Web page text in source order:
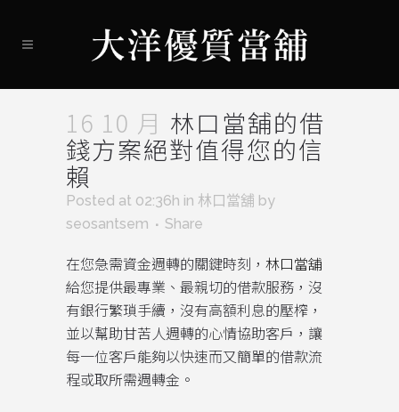
16 10 月 林口當舖的借
錢方案絕對值得您的信
賴
Posted at 02:36h in 林口當舖 by
seosantsem
Share
在您急需資金週轉的關鍵時刻， 林口當舖
給您提供最專業、最親切的借款服務，沒
有銀行繁瑣手續，沒有高額利息的壓榨，
並以幫助甘苦人週轉的心情協助客戶，讓
每一位客戶能夠以快速而又簡單的借款流
程或取所需週轉金。